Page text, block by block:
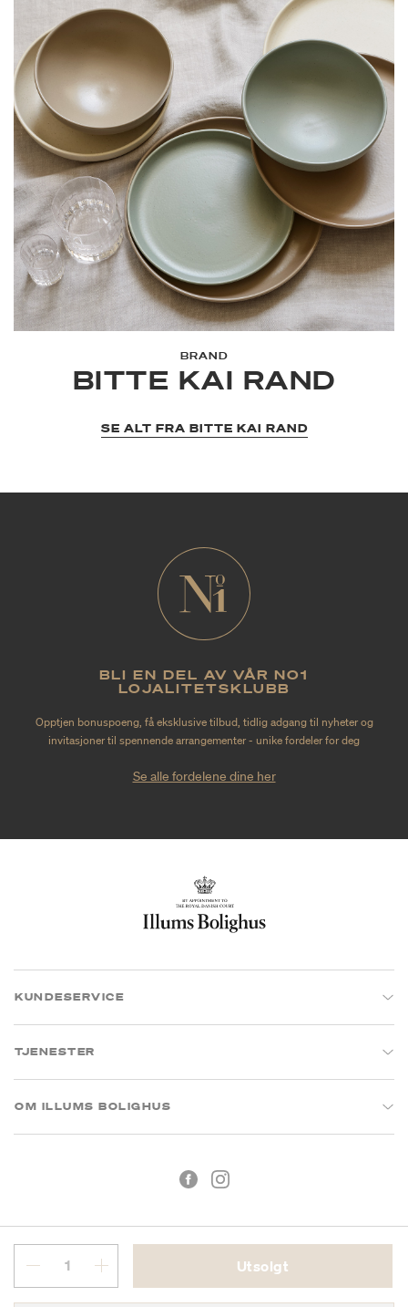
Utsolgt
BRAND
BITTE KAI RAND
SE ALT FRA BITTE KAI RAND
BLI EN DEL AV VÅR NO1
LOJALITETSKLUBB
Opptjen bonuspoeng, få eksklusive tilbud, tidlig adgang til nyheter og
invitasjoner til spennende arrangementer - unike fordeler for deg
Se alle fordelene dine her
KUNDESERVICE
TJENESTER
OM ILLUMS BOLIGHUS